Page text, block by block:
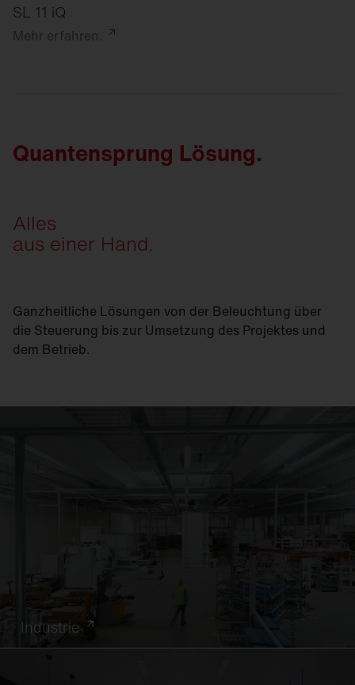
SL 11 iQ
Mehr erfahren.
Quantensprung Lösung.
Alles
aus einer Hand.
Ganzheitliche Lösungen von der Beleuchtung über
die Steuerung bis zur Umsetzung des Projektes und
dem Betrieb.
Industrie